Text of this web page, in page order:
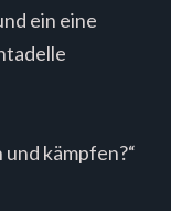
ein eine
kämpfen?“